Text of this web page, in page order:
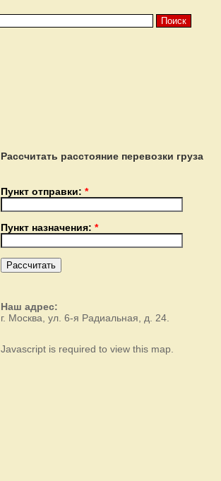
Рассчитать расстояние перевозки груза
Пункт отправки:*
Пункт назначения:*
Наш адрес:
г. Москва, ул. 6-я Радиальная, д. 24.
Javascript is required to view this map.